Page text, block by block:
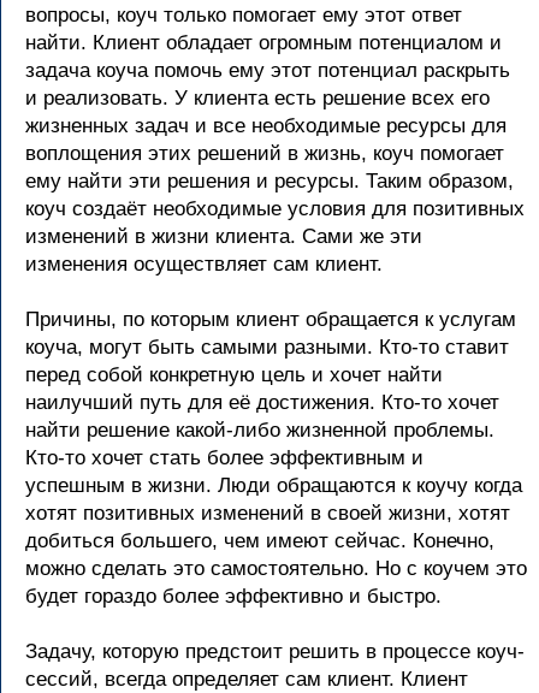
вопросы, коуч только помогает ему этот ответ
найти. Клиент обладает огромным потенциалом и
задача коуча помочь ему этот потенциал раскрыть
и реализовать. У клиента есть решение всех его
жизненных задач и все необходимые ресурсы для
воплощения этих решений в жизнь, коуч помогает
ему найти эти решения и ресурсы. Таким образом,
коуч создаёт необходимые условия для позитивных
изменений в жизни клиента. Сами же эти
изменения осуществляет сам клиент.
Причины, по которым клиент обращается к услугам
коуча, могут быть самыми разными. Кто-то ставит
перед собой конкретную цель и хочет найти
наилучший путь для её достижения. Кто-то хочет
найти решение какой-либо жизненной проблемы.
Кто-то хочет стать более эффективным и
успешным в жизни. Люди обращаются к коучу когда
хотят позитивных изменений в своей жизни, хотят
добиться большего, чем имеют сейчас. Конечно,
можно сделать это самостоятельно. Но с коучем это
будет гораздо более эффективно и быстро.
Задачу, которую предстоит решить в процессе коуч-
сессий, всегда определяет сам клиент. Клиент